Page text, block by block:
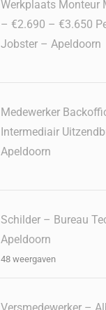
Werkplaats Monteur
– €2.690 – €3.650
Jobster – Apeldoorn
Medewerker
Intermediair
Apeldoorn
Schilder – Bureau
Apeldoorn
48 weergaven